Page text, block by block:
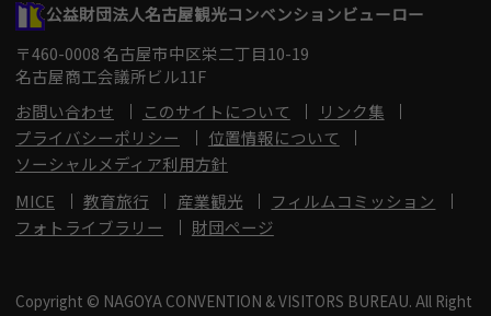
公益財団法人名古屋観光コンベンションビューロー
〒460-0008 名古屋市中区栄二丁目10-19
名古屋商工会議所ビル11F
お問い合わせ
このサイトについて
リンク集
プライバシーポリシー
位置情報について
ソーシャルメディア利用方針
MICE
教育旅行 産業観光
フィルムコミッション
フォトライブラリー
財団ページ
Copyright © NAGOYA CONVENTION & VISITORS BUREAU. All Right